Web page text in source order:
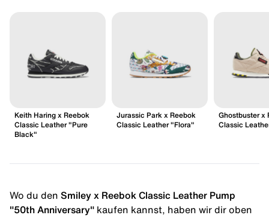
Keith Haring x Reebok
Classic Leather "Pure
Black"
Jurassic Park x Reebok
Classic Leather "Flora"
Ghostbuster x
Classic
Wo du den Smiley x Reebok Classic Leather Pump
"50th Anniversary" kaufen kannst, haben wir dir oben